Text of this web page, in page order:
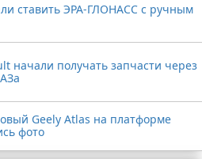
ставить ЭРА-ГЛОНАСС с ручным
начали получать запчасти через
Geely Atlas на платформе
фото